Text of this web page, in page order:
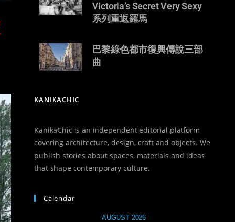
Victoria’s Secret Very Sexy
系列重返羅馬
巴黎綠色都市復興傳說三部
曲
KANIKACHIC
KanikaChic is an independent editorial platform
covering architecture, design, craft and objects. We
publish stories about spaces, materials and ideas
that shape contemporary culture.
Calendar
AUGUST 2026